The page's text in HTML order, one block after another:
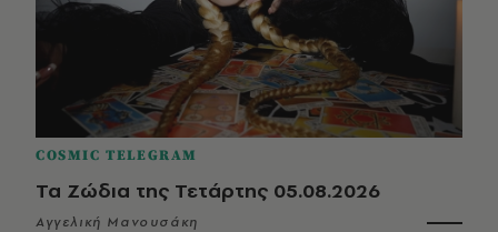
COSMIC TELEGRAM
Τα Ζώδια της Τετάρτης 05.08.2026
Αγγελική Μανουσάκη